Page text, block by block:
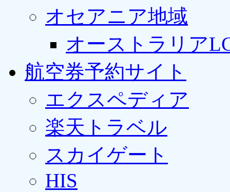
オセアニア地域
オーストラリア
航空券予約サイト
エクスペディア
楽天トラベル
スカイゲート
HIS